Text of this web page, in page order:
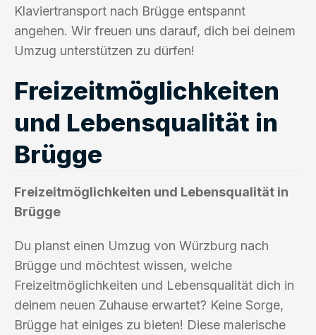
Klaviertransport nach Brügge entspannt
angehen. Wir freuen uns darauf, dich bei deinem
Umzug unterstützen zu dürfen!
Freizeitmöglichkeiten
und Lebensqualität in
Brügge
Freizeitmöglichkeiten und Lebensqualität in
Brügge
Du planst einen Umzug von Würzburg nach
Brügge und möchtest wissen, welche
Freizeitmöglichkeiten und Lebensqualität dich in
deinem neuen Zuhause erwartet? Keine Sorge,
Brügge hat einiges zu bieten! Diese malerische